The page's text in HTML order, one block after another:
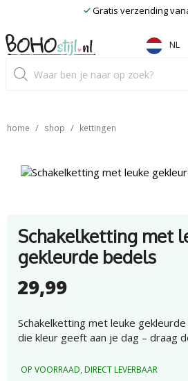
de
inhoud
Gratis verzending
zoeken
NL
home / shop / kettingen
Schakelketting met
gekleurde bedels
29,99
Schakelketting met leuke
die kleur geeft aan je dag – draag
OP VOORRAAD, DIRECT LEVERBAAR